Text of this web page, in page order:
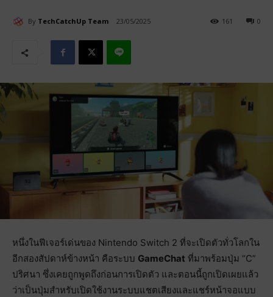
By TechCatchUp Team 23/05/2025 0
161
หนึ่งในฟีเจอร์เด่นของ Nintendo Switch 2 ที่จะเปิดตัวทั่วโลกใน
อีกสองสัปดาห์ข้างหน้า คือระบบ GameChat ที่มาพร้อมปุ่ม “C”
ปริศนา ซึ่งเคยถูกพูดถึงก่อนการเปิดตัว และตอนนี้ถูกเปิดเผยแล้ว
ว่าเป็นปุ่มสำหรับเปิดใช้งานระบบแชตเสียงและแชร์หน้าจอแบบ